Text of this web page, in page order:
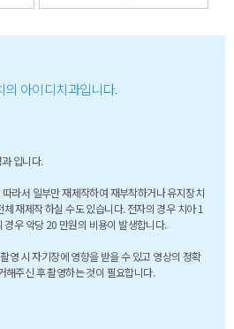
의 아이디치과입니다.
입니다.
라서 일부만 재제작하여 재부착하거나 유지장치
재제작 하실 수도 있습니다. 전자의 경우 치아 1
우 악당 20 만원의 비용이 발생합니다.
영 시 자기장에 영향을 받을 수 있고 영상의 정확
해주신 후 촬영하는 것이 필요합니다.